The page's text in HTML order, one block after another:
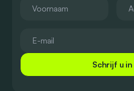
Schrijf u in